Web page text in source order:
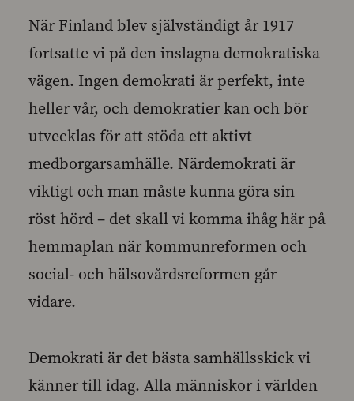
När Finland blev självständigt år 1917
fortsatte vi på den inslagna demokratiska
vägen. Ingen demokrati är perfekt, inte
heller vår, och demokratier kan och bör
utvecklas för att stöda ett aktivt
medborgarsamhälle. Närdemokrati är
viktigt och man måste kunna göra sin
röst hörd – det skall vi komma ihåg här på
hemmaplan när kommunreformen och
social- och hälsovårdsreformen går
vidare.
Demokrati är det bästa samhällsskick vi
känner till idag. Alla människor i världen